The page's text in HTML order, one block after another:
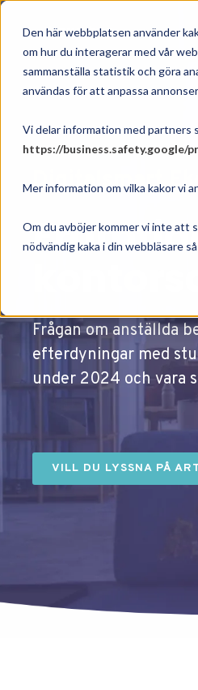
Den här webbplatsen använder
om hur du interagerar med vår
sammanställa statistik och göra
användas för att anpassa
Vi delar information med partners
https://business.safety.google/
Mer information om vilka kakor vi
Om du avböjer kommer vi inte att
nödvändig kaka i din webbläsare
Digitalsmart
Frågan om anställda
efterdyningar med
under 2024 och vara
VILL DU LYSSNA PÅ